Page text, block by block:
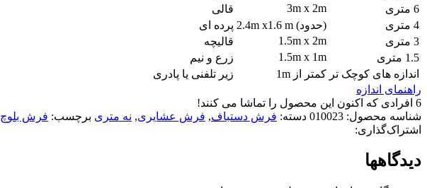
6 متری
3m x 2m
قالی
4 متری
(حدود) 2.4m x1.6 m
پرده ای
3 متری
1.5m x 2m
قالیچه
1.5 متری
1.5m x 1m
زرع و نیم
اندازه های کوچک تر کمتر از 1m
زیر تلفنی یا پادری
راهنمای اندازه
6 افرادی که اکنون این محصول را تماشا می کنند!
شناسه محصول: 010023 دسته: فرش دستباف, فرش عشایری, نه متری برچسب: فرش بلوچ
اشتراک‌گذاری:
دیدگاهها